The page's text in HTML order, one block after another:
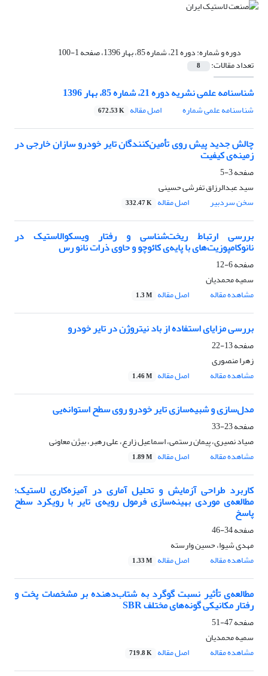
دوره و شماره:دوره 21، شماره 85، بهار 1396، صفحه 1-100
تعداد مقالات: 8
شناسنامه علمی نشریه دوره 21، شماره 85، بهار 1396
شناسنامه علمی شماره اصل مقاله 672.53 K
چالش جدید پیش روی تأمین‌کنندگان تایر خودرو سازان خارجی در
زمینه‌ی کیفیت
صفحه3-5
سید عبدالرزاق تفرشی حسینی
سخن سردبیر
اصل مقاله 332.47 K
بررسی ارتباط ریخت‌شناسی و رفتار ویسکوالاستیک در
نانوکامپوزیت‌های با پایه‌ی کائوچو و حاوی ذرات نانو رس
صفحه6-12
سمیه محمدیان
مشاهده مقاله
اصل مقاله 1.3 M
بررسی مزایای استفاده از باد نیتروژن در تایر خودرو
صفحه13-22
زهرا منصوری
مشاهده مقاله
اصل مقاله 1.46 M
مدل‌سازی و شبیه‌سازی تایر خودرو روی سطح استوانه‌یی
صفحه23-33
صیاد نصیری، پیمان رستمی، اسماعیل زارع، علی رهبر، بیژن معاونی
مشاهده مقاله
اصل مقاله 1.89 M
کاربرد طراحی آزمایش و تحلیل آماری در آمیزه‌کاری لاستیک؛
مطالعه‌ی موردی بهینه‌سازی فرمول رویه‌ی تایر با رویکرد سطح
پاسخ
صفحه34-46
مهدی شیوا، حسین وارسته
مشاهده مقاله
اصل مقاله 1.33 M
مطالعه‌ی تأثیر نسبت گوگرد به شتاب‌دهنده بر مشخصات پخت و
رفتار مکانیکی گونه‌های مختلف SBR
صفحه47-51
سمیه محمدیان
مشاهده مقاله
اصل مقاله 719.8 K